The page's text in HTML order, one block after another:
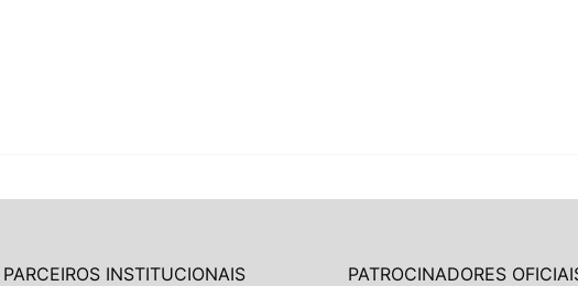
PARCEIROS INSTITUCIONAIS PATROCINADORES